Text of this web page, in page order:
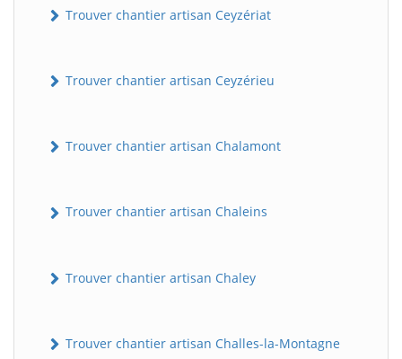
Trouver chantier artisan Ceyzériat
Trouver chantier artisan Ceyzérieu
Trouver chantier artisan Chalamont
Trouver chantier artisan Chaleins
Trouver chantier artisan Chaley
Trouver chantier artisan Challes-la-Montagne